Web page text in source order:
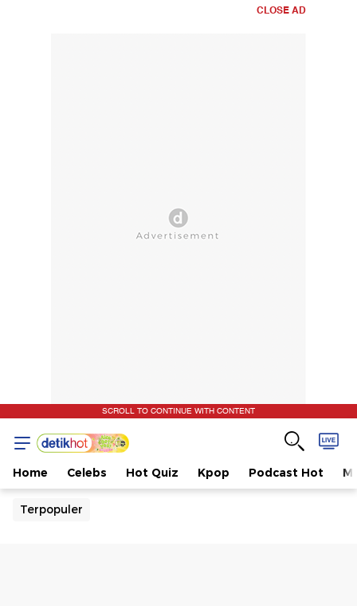
CLOSE AD
SCROLL TO CONTINUE WITH CONTENT
Home Celebs Hot Quiz Kpop Podcast Hot
Terpopuler